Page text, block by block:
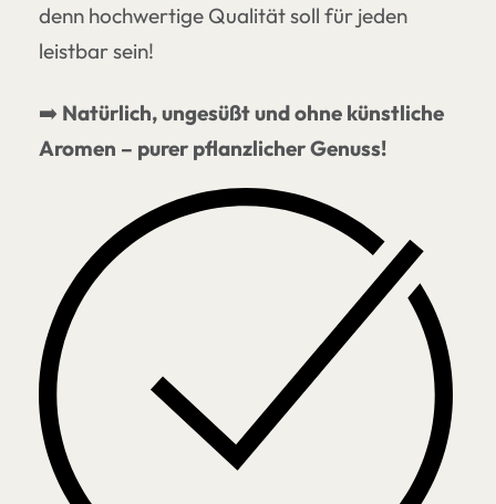
denn hochwertige Qualität soll für jeden
leistbar sein!
➡️ Natürlich, ungesüßt und ohne künstliche
Aromen – purer pflanzlicher Genuss!